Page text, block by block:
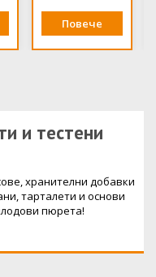
Повече
и тестени
хранителни добавки
тарталети и основи
пюрета!